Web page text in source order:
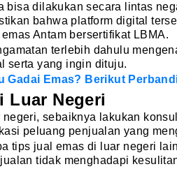
bisa dilakukan secara lintas
bahwa platform digital
Antam bersertifikat LBMA.
terlebih dahulu
serta yang ingin dituju.
Gadai Emas? Berikut
Luar Negeri
sebaiknya lakukan
peluang penjualan yang
tips jual emas di luar negeri
tidak menghadapi